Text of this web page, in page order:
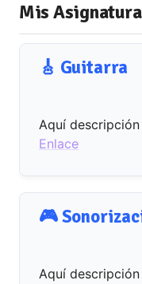
Mis
🎸 Guitarra
Aquí descripción
Enlace
🎮
Aquí descripción